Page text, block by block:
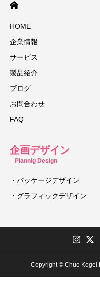
HOME
企業情報
サービス
製品紹介
ブログ
お問合わせ
FAQ
企画デザイン
Plannig Design
・パッケージデザイン
・グラフィックデザイン
Copyright © Chuo Kogei